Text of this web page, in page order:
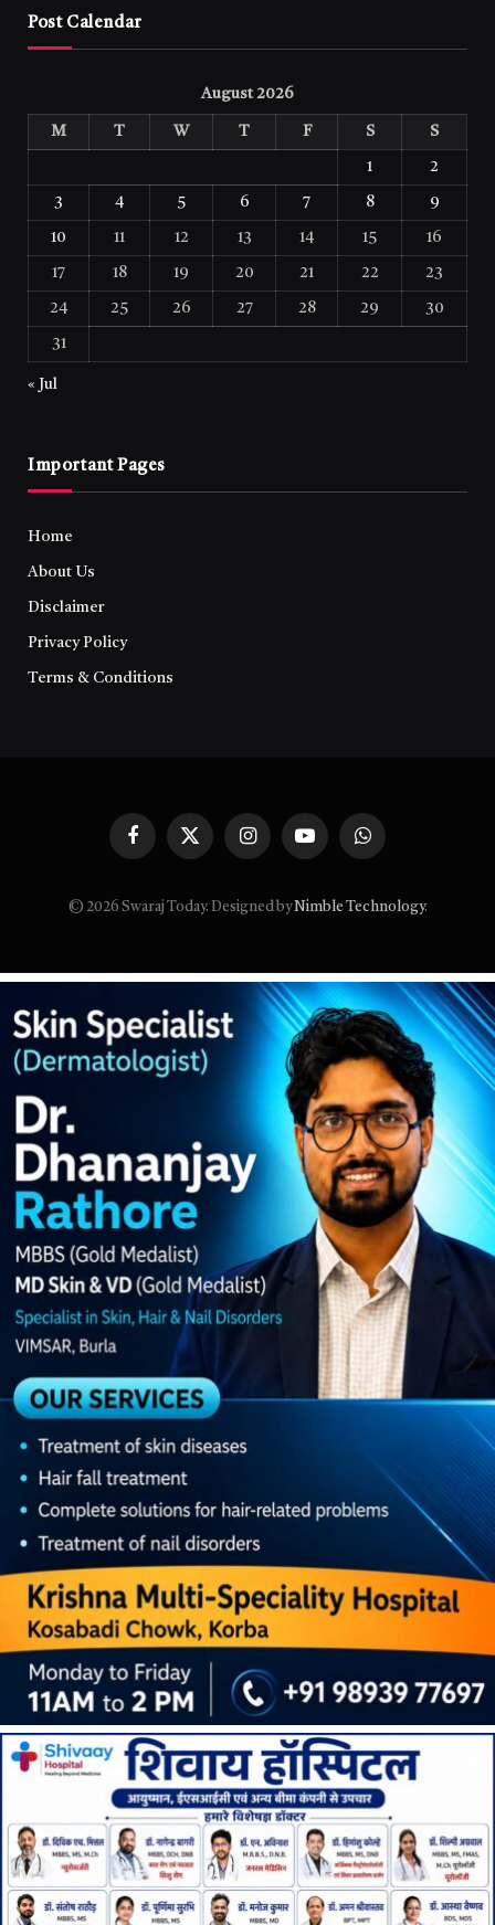
Post Calendar
August 2026
M T W T F S S
1 2
3 4 5 6 7 8 9
10 11 12 13 14 15 16
17 18 19 20 21 22 23
24 25 26 27 28 29 30
31
« Jul
Important Pages
Home
About Us
Disclaimer
Privacy Policy
Terms & Conditions
FacebookX
InstagramYouTubeWhatsApp
© 2026 Swaraj Today. Designed byNimble Technology.